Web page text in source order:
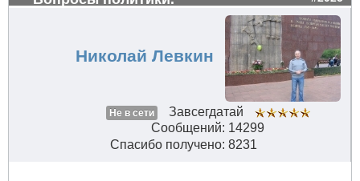
Николай Левкин
Не в сети
Завсегдатай
Сообщений: 14299
Спасибо получено: 8231